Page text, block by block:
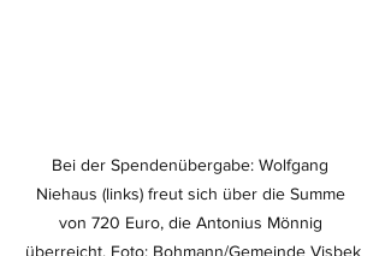
Bei der Spendenübergabe: Wolfgang
Niehaus (links) freut sich über die Summe
von 720 Euro, die Antonius Mönnig
überreicht. Foto: Bohmann/Gemeinde Visbek